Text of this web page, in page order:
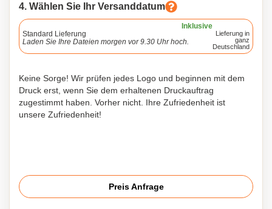
4. Wählen Sie Ihr Versanddatum
Inklusive
Standard Lieferung
Laden Sie Ihre Dateien morgen vor 9.30 Uhr hoch.
Lieferung in
ganz
Deutschland
Keine Sorge! Wir prüfen jedes Logo und beginnen mit dem
Druck erst, wenn Sie dem erhaltenen Druckauftrag
zugestimmt haben. Vorher nicht. Ihre Zufriedenheit ist
unsere Zufriedenheit!
Preis Anfrage